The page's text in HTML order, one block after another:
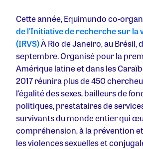
Cette année, Equimundo co-
de l'Initiative de recherche sur la
(IRVS)À Rio de Janeiro, au Brésil,
septembre. Organisé pour la
Amérique latine et dans les
2017 réunira plus de 450
l'égalité des sexes, bailleurs de
politiques, prestataires de
survivants du monde entier qui
compréhension, à la prévention
les violences sexuelles et